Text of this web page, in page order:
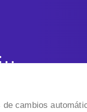
cambios